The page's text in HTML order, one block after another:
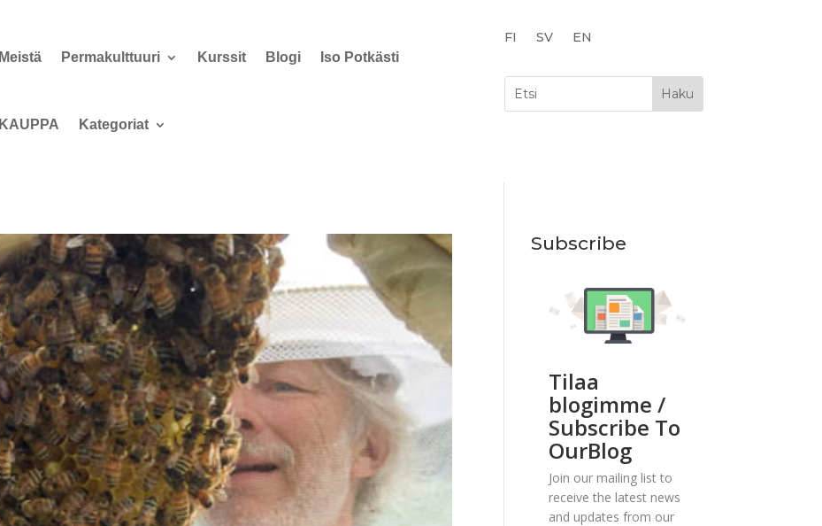
Meistä Permakulttuuri Kurssit Blogi Iso Potkästi
KAUPPA Kategoriat
FI SV EN
Subscribe
Tilaa
blogimme /
Subscribe To
OurBlog
Join our mailing list to
receive the latest news
and updates from our